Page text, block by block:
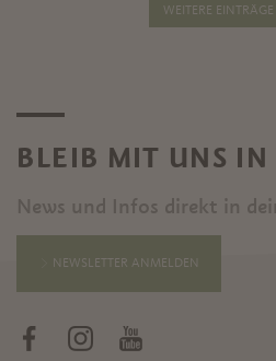
WEITERE
BLEIB MIT UNS
News und Infos direkt in
NEWSLETTER ANMELDEN